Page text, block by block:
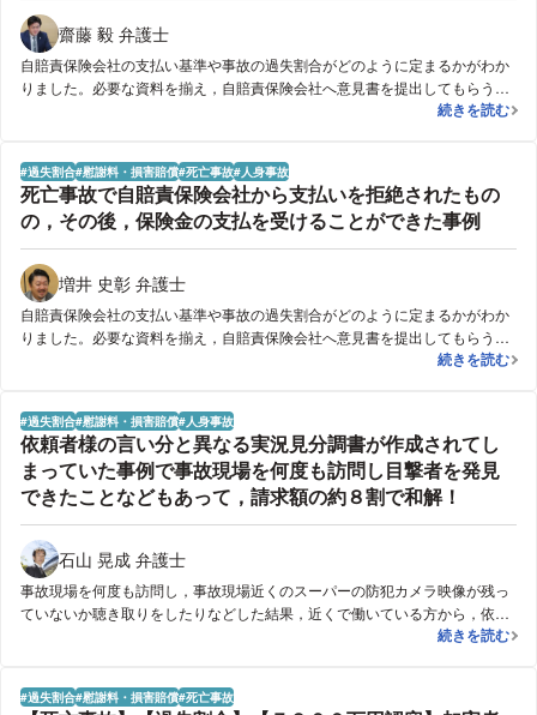
齋藤 毅 弁護士
自賠責保険会社の支払い基準や事故の過失割合がどのように定まるかがわか
りました。必要な資料を揃え，自賠責保険会社へ意見書を提出してもらうこ
とで，結果，加害者の過失を認めてもらい，自賠責保険会社からの保険金の
死亡事故で自
続きを読む
過失割合 慰謝料・損害賠償 死亡事故 人身事故
死亡事故で自賠責保険会社から支払いを拒絶されたもの
の，その後，保険金の支払を受けることができた事例
増井 史彰 弁護士
自賠責保険会社の支払い基準や事故の過失割合がどのように定まるかがわか
りました。必要な資料を揃え，自賠責保険会社へ意見書を提出してもらうこ
とで，結果，加害者の過失を認めてもらい，自賠責保険会社からの保険金の
死亡事故で自
続きを読む
過失割合 慰謝料・損害賠償 人身事故
依頼者様の言い分と異なる実況見分調書が作成されてし
まっていた事例で事故現場を何度も訪問し目撃者を発見
できたことなどもあって，請求額の約８割で和解！
石山 晃成 弁護士
事故現場を何度も訪問し，事故現場近くのスーパーの防犯カメラ映像が残っ
ていないか聴き取りをしたりなどした結果，近くで働いている方から，依頼
者様の言い分が正しいことを示す目撃証言をいただくことができました。そ
果，依頼者の言い分に沿った過失割合をベースに，ただ休業損害の期間など
依頼者様の言
続きを読む
過失割合 慰謝料・損害賠償 死亡事故